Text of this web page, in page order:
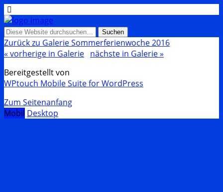
Zurück zu Galerie Sommerferienwoche 2016
« vorherige in Galerie nächste in Galerie »
Bereitgestellt von
WPtouch Mobile Suite for WordPress
Zum Seitenanfang
Mobil Desktop